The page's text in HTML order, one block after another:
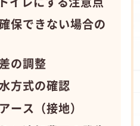
保できない場合の
の調整
方式の確認
ース（接地）